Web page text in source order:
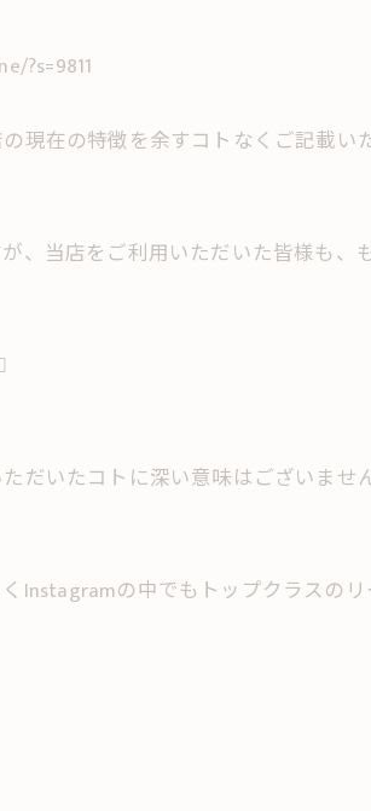
?s=9811
現在の特徴を余すコトなくご記載い
、当店をご利用いただいた皆様も
だいたコトに深い意味はございませ
Instagramの中でもトップクラスの